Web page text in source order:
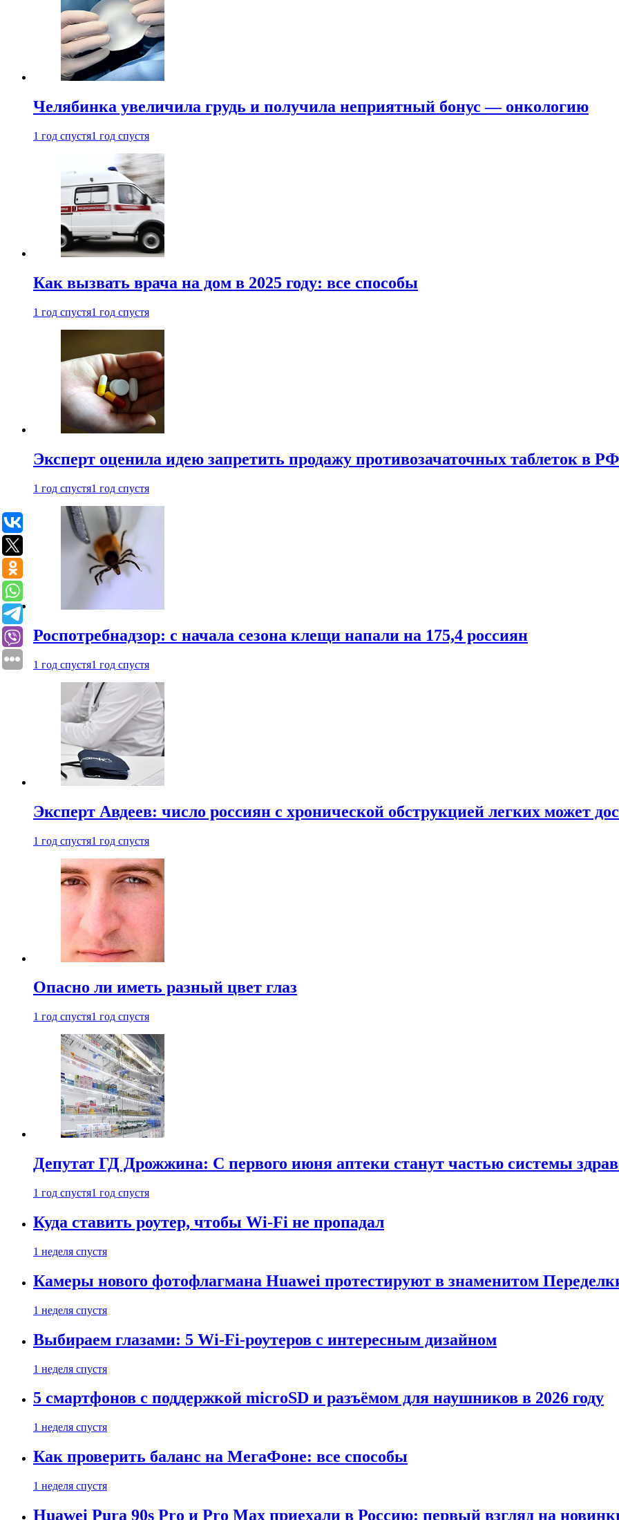
Челябинка увеличила грудь и получила неприятный бонус — онкологию
1 год спустя1 год спустя
Как вызвать врача на дом в 2025 году: все способы
1 год спустя1 год спустя
Эксперт оценила идею запретить продажу противозачаточных таблеток в РФ
1 год спустя1 год спустя
Роспотребнадзор: с начала сезона клещи напали на 175,4 россиян
1 год спустя1 год спустя
Эксперт Авдеев: число россиян с хронической обструкцией легких может
1 год спустя1 год спустя
Опасно ли иметь разный цвет глаз
1 год спустя1 год спустя
Депутат ГД Дрожжина: С первого июня аптеки станут частью системы
1 год спустя1 год спустя
Куда ставить роутер, чтобы Wi-Fi не пропадал
1 неделя спустя
Камеры нового фотофлагмана Huawei протестируют в знаменитом
1 неделя спустя
Выбираем глазами: 5 Wi-Fi-роутеров с интересным дизайном
1 неделя спустя
5 смартфонов с поддержкой microSD и разъёмом для наушников в 2026 году
1 неделя спустя
Как проверить баланс на МегаФоне: все способы
1 неделя спустя
Huawei Pura 90s Pro и Pro Max приехали в Россию: первый взгляд на